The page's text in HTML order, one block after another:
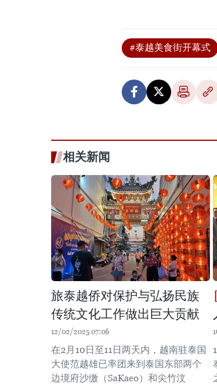
#泰越美食街开幕式
相关新闻
旅泰越侨对保护与弘扬民族
传统文化工作做出巨大贡献
12/02/2025 07:06
在2月10日至11日两天内，越南驻泰国
大使范越雄已率团来到泰国东部两个
边境府沙缴（SaKaeo）和尖竹汶